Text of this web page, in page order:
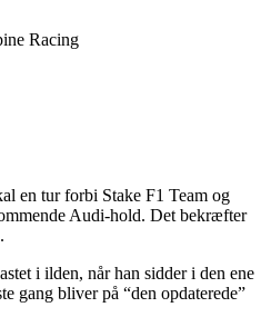
Racing
en tur forbi Stake F1 Team og
Audi-hold. Det bekræfter
i ilden, når han sidder i den ene
gang bliver på “den opdaterede”